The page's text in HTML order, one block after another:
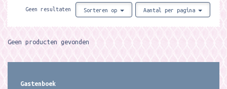
Geen resultaten Sorteren op Aantal per pagina
Geen producten gevonden
Gastenboek